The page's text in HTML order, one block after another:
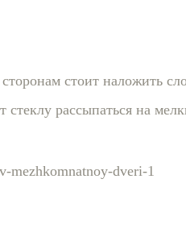
стоит наложить
рассыпаться на